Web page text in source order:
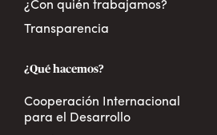
¿Con quién trabajamos?
Transparencia
¿Qué hacemos?
Cooperación Internacional
para el Desarrollo